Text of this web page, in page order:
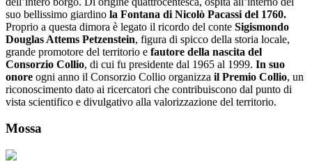
suo bellissimo giardino la Fontana di Nicolò Pacassi del 1760.
Proprio a questa dimora è legato il ricordo del conte Sigismondo
Douglas Attems Petzenstein, figura di spicco della storia locale,
grande promotore del territorio e fautore della nascita del
Consorzio Collio, di cui fu presidente dal 1965 al 1999. In suo
onore ogni anno il Consorzio Collio organizza il Premio Collio, un
riconoscimento dato ai ricercatori che contribuiscono dal punto di
vista scientifico e divulgativo alla valorizzazione del territorio.
Mossa